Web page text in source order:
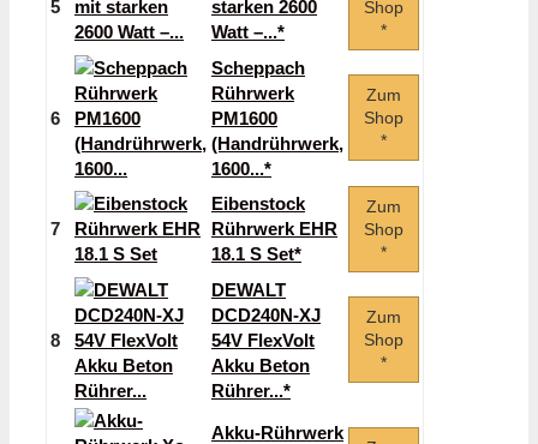
5
starken 2600
Watt –...*
Shop
*
6
Scheppach
Rührwerk
PM1600
(Handrührwerk,
1600...*
Zum
Shop
*
7
Eibenstock
Rührwerk EHR
18.1 S Set*
Zum
Shop
*
8
DEWALT
DCD240N-XJ
54V FlexVolt
Akku Beton
Rührer...*
Zum
Shop
*
Akku-Rührwerk